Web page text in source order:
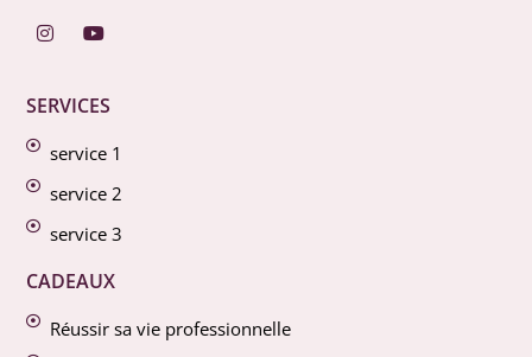
SERVICES
service 1
service 2
service 3
CADEAUX
Réussir sa vie professionnelle